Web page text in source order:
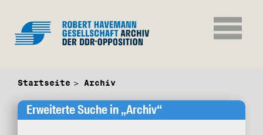
Startseite Archiv
Erweiterte Suche in „Archiv“